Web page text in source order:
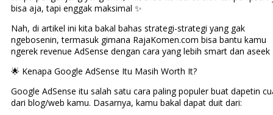
bisa aja, tapi enggak maksimal ✨
Nah, di artikel ini kita bakal bahas strategi-strategi yang gak
ngebosenin, termasuk gimana RajaKomen.com bisa bantu kamu
ngerek revenue AdSense dengan cara yang lebih smart dan aseek
🌟 Kenapa Google AdSense Itu Masih Worth It?
Google AdSense itu salah satu cara paling populer buat dapetin
dari blog/web kamu. Dasarnya, kamu bakal dapat duit dari: